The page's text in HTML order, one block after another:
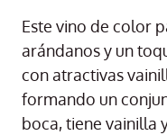
Este vino de color
arándanos y un
con atractivas
formando un
boca, tiene vainilla